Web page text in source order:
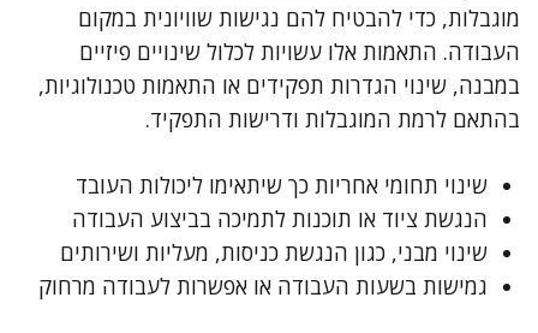
מוגבלות, כדי להבטיח להם נגישות שוויונית במקום
העבודה. התאמות אלו עשויות לכלול שינויים פיזיים
במבנה, שינוי הגדרות תפקידים או התאמות טכנולוגיות,
בהתאם לרמת המוגבלות ודרישות התפקיד.
שינוי תחומי אחריות כך שיתאימו ליכולות העובד
הנגשת ציוד או תוכנות לתמיכה בביצוע העבודה
שינוי מבני, כגון הנגשת כניסות, מעליות ושירותים
גמישות בשעות העבודה או אפשרות לעבודה מרחוק